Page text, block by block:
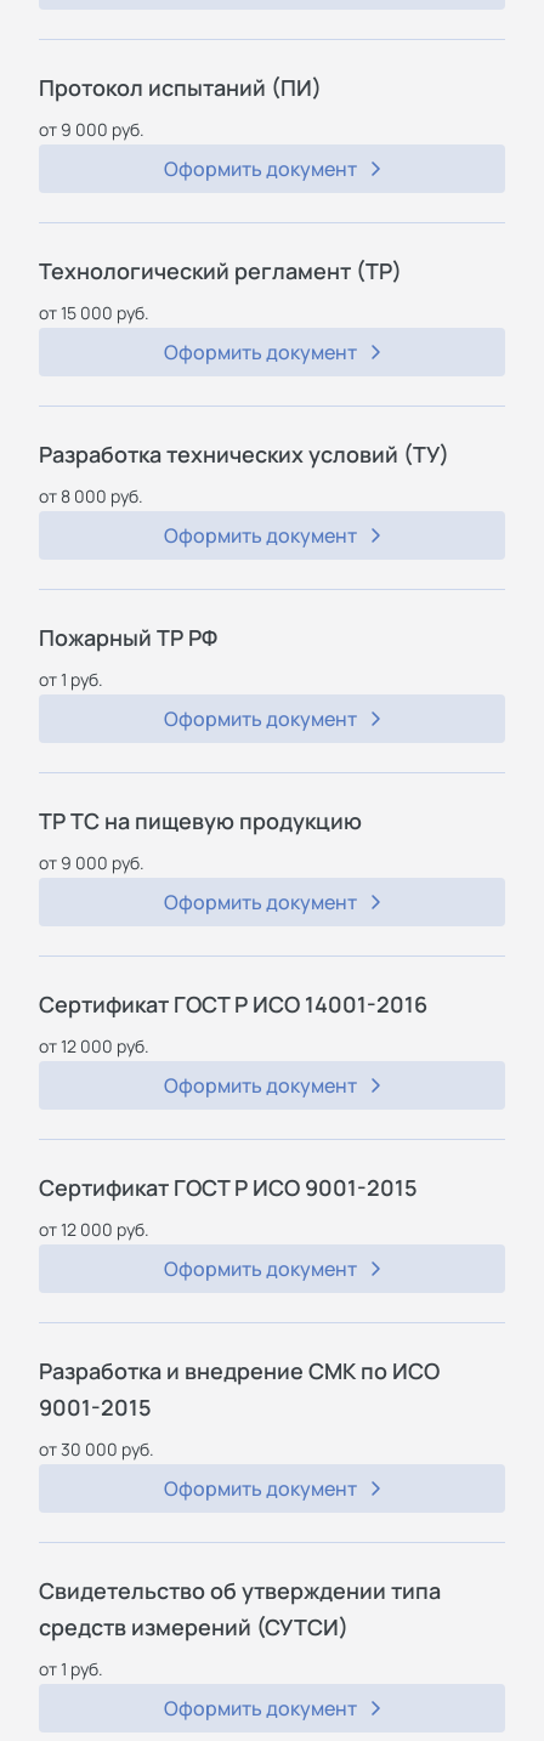
Протокол испытаний (ПИ)
от 9 000 руб.
Оформить документ
Технологический регламент (ТР)
от 15 000 руб.
Оформить документ
Разработка технических условий (ТУ)
от 8 000 руб.
Оформить документ
Пожарный ТР РФ
от 1 руб.
Оформить документ
ТР ТС на пищевую продукцию
от 9 000 руб.
Оформить документ
Сертификат ГОСТ Р ИСО 14001-2016
от 12 000 руб.
Оформить документ
Сертификат ГОСТ Р ИСО 9001-2015
от 12 000 руб.
Оформить документ
Разработка и внедрение СМК по ИСО
9001-2015
от 30 000 руб.
Оформить документ
Свидетельство об утверждении типа
средств измерений (СУТСИ)
от 1 руб.
Оформить документ